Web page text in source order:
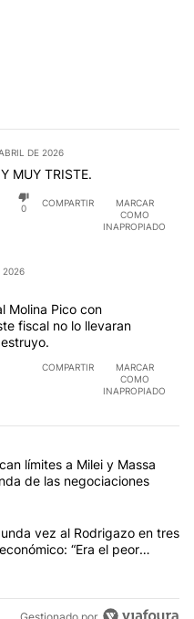
DE 2026
MUY TRISTE.
0
COMPARTIR
MARCAR
COMO
INAPROPIADO
2026
Molina Pico con
fiscal no lo llevaran
COMPARTIR
MARCAR
COMO
INAPROPIADO
más comentarios en los
"Los gobernadores
límites a Milei y Massa
de las negociaciones
"Milei mencionó por
vez al Rodrigazo en tres
“Era el peor